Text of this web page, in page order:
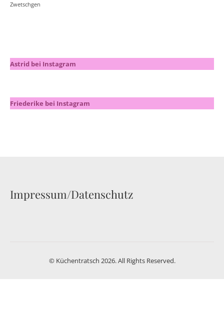
Zwetschgen
Astrid bei Instagram
Friederike bei Instagram
Impressum/Datenschutz
© Küchentratsch 2026. All Rights Reserved.